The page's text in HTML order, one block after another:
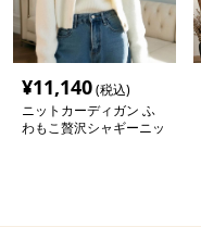
¥11,140(税込)
ニットカーディガン ふ
わもこ贅沢シャギーニッ